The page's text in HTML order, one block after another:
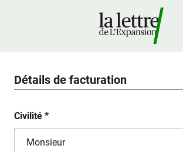
Détails de facturation
Civilité *